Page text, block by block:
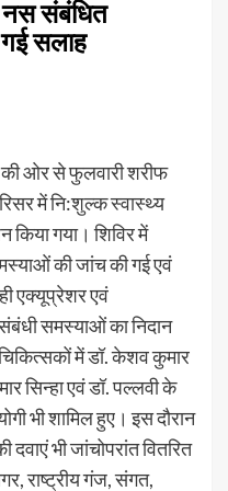
नस संबंधित
सलाह
ओर से फुलवारी शरीफ
में नि:शुल्क स्वास्थ्य
किया गया। शिविर में
की जांच की गई एवं
एक्यूप्रेशर एवं
समस्याओं का निदान
चिकित्सकों में डॉ. केशव कुमार
सिन्हा एवं डॉ. पल्लवी के
भी शामिल हुए। इस दौरान
दवाएं भी जांचोपरांत वितरित
राष्ट्रीय गंज, संगत,